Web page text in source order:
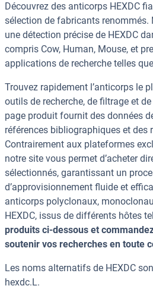
Découvrez des anticorps HEXDC
sélection de fabricants renommés.
une détection précise de HEXDC
compris Cow, Human, Mouse, et
applications de recherche telles
Trouvez rapidement l’anticorps le
outils de recherche, de filtrage et
page produit fournit des données
références bibliographiques et des
Contrairement aux plateformes
notre site vous permet d’acheter
sélectionnés, garantissant un
d’approvisionnement fluide et
anticorps polyclonaux,
HEXDC, issus de différents hôtes
produits ci-dessous et
soutenir vos recherches en toute
Les noms alternatifs de HEXDC
hexdc.L.